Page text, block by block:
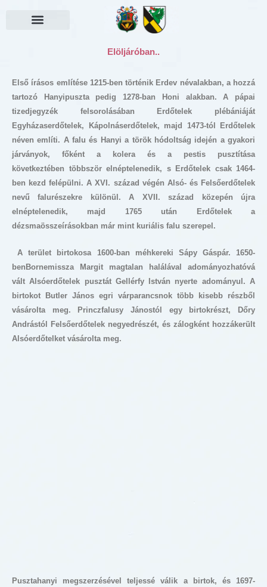
Elöljáróban..
Első írásos említése 1215-ben történik Erdev névalakban, a hozzá
tartozó Hanyipuszta pedig 1278-ban Honi alakban. A pápai
tizedjegyzék felsorolásában Erdőtelek plébániáját
Egyházaserdőtelek, Kápolnáserdőtelek, majd 1473-tól Erdőtelek
néven említi. A falu és Hanyi a török hódoltság idején a gyakori
járványok, főként a kolera és a pestis pusztítása
következtében többször elnéptelenedik, s Erdőtelek csak 1464-
ben kezd felépülni. A XVI. század végén Alsó- és Felsőerdőtelek
nevű falurészekre különül. A XVII. század közepén újra
elnéptelenedik, majd 1765 után Erdőtelek a
dézsmaösszeírásokban már mint kuriális falu szerepel.
A terület birtokosa 1600-ban méhkereki Sápy Gáspár. 1650-
benBornemissza Margit magtalan halálával adományozhatóvá
vált Alsóerdőtelek pusztát Gellérfy István nyerte adományul. A
birtokot Butler János egri várparancsnok több kisebb részből
vásárolta meg. Princzfalusy Jánostól egy birtokrészt, Dőry
Andrástól Felsőerdőtelek negyedrészét, és zálogként hozzákerült
Alsóerdőtelket vásárolta meg.
Pusztahanyi megszerzésével teljessé válik a birtok, és 1697-